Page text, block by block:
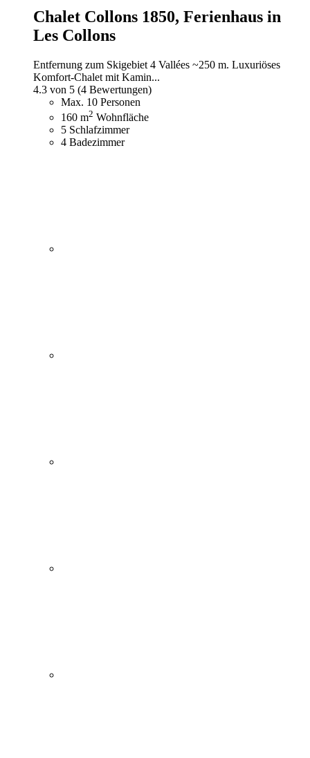
Chalet Collons 1850, Ferienhaus in
Les Collons
Entfernung zum Skigebiet 4 Vallées ~250 m. Luxuriöses
Komfort-Chalet mit Kamin...
4.3 von 5 (4 Bewertungen)
Max. 10 Personen
160 m2 Wohnfläche
5 Schlafzimmer
4 Badezimmer